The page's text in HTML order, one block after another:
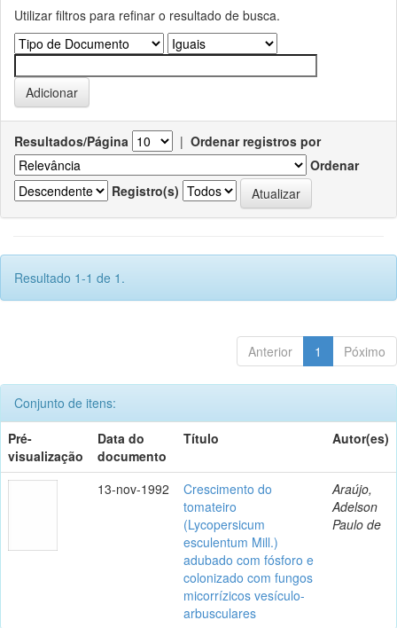
Utilizar filtros para refinar o resultado de busca.
Resultados/Página | Ordenar registros por
Ordenar
Registro(s)
Resultado 1-1 de 1.
Anterior 1 Póximo
Conjunto de itens:
Pré-
visualização
Data do
documento
Título Autor(es)
13-nov-1992
Crescimento do
tomateiro
(Lycopersicum
esculentum Mill.)
adubado com fósforo e
colonizado com fungos
micorrízicos vesículo-
arbusculares
Araújo,
Adelson
Paulo de